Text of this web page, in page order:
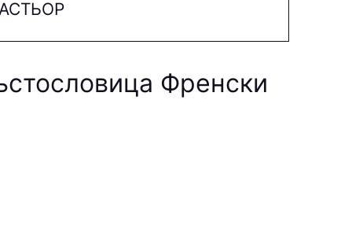
Френски